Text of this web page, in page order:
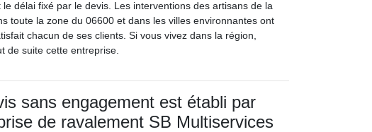
le délai fixé par le devis. Les interventions des artisans de la
toute la zone du 06600 et dans les villes environnantes ont
chacun de ses clients. Si vous vivez dans la région,
de suite cette entreprise.
sans engagement est établi par
de ravalement SB Multiservices